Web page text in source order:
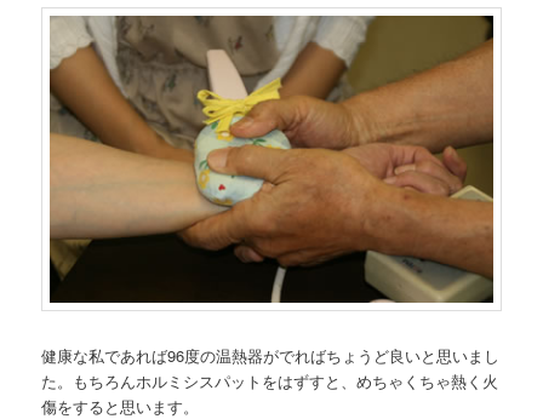
健康な私であれば96度の温熱器がでればちょうど良いと思いまし
た。もちろんホルミシスパットをはずすと、めちゃくちゃ熱く火
傷をすると思います。